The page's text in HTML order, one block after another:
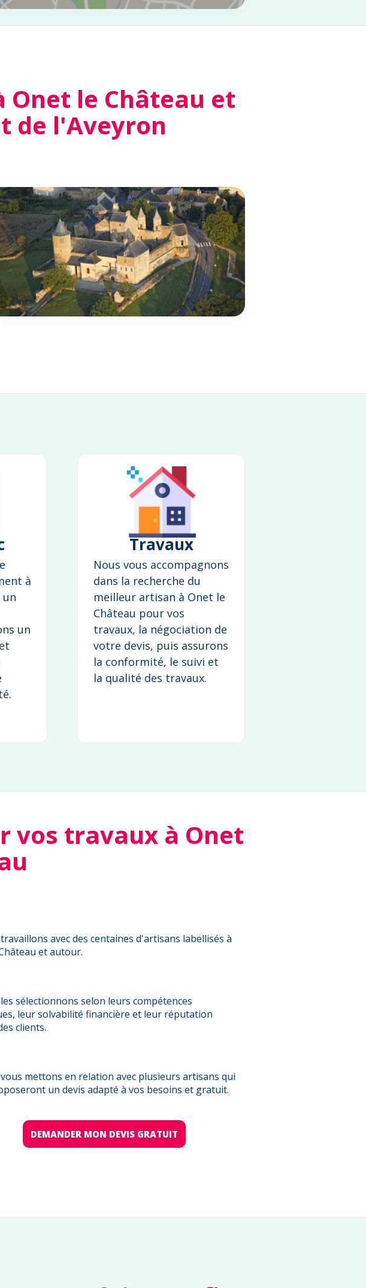
le Château et
de l'Aveyron
à
un
un
Travaux
Nous vous accompagnons
dans la recherche du
meilleur artisan à Onet le
Château pour vos
travaux, la négociation de
votre devis, puis assurons
la conformité, le suivi et
la qualité des travaux.
vos travaux à Onet
avec des centaines d'artisans labellisés à
et autour.
sélectionnons selon leurs compétences
leur solvabilité financière et leur réputation
clients.
mettons en relation avec plusieurs artisans qui
un devis adapté à vos besoins et gratuit.
DEMANDER MON DEVIS GRATUIT